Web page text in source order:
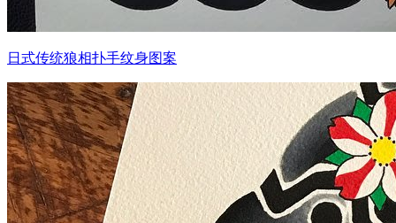
日式传统狼相扑手纹身图案